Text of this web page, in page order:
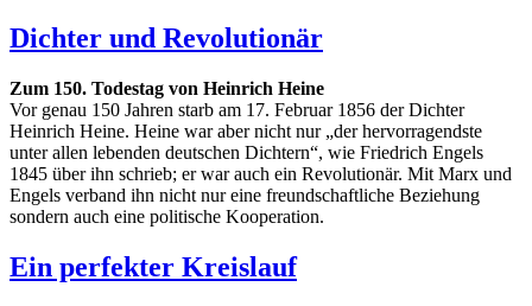
Dichter und Revolutionär
Zum 150. Todestag von Heinrich Heine
Vor genau 150 Jahren starb am 17. Februar 1856 der Dichter
Heinrich Heine. Heine war aber nicht nur „der hervorragendste
unter allen lebenden deutschen Dichtern“, wie Friedrich Engels
1845 über ihn schrieb; er war auch ein Revolutionär. Mit Marx und
Engels verband ihn nicht nur eine freundschaftliche Beziehung
sondern auch eine politische Kooperation.
Ein perfekter Kreislauf